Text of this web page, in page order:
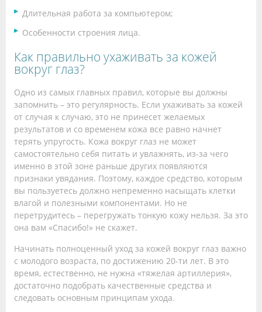
Длительная работа за компьютером;
Особенности строения лица.
Как правильно ухаживать за кожей
вокруг глаз?
Одно из самых главных правил, которые вы должны
запомнить – это регулярность. Если ухаживать за кожей
от случая к случаю, это не принесет желаемых
результатов и со временем кожа все равно начнет
терять упругость. Кожа вокруг глаз не может
самостоятельно себя питать и увлажнять, из-за чего
именно в этой зоне раньше других появляются
признаки увядания. Поэтому, каждое средство, которым
вы пользуетесь должно непременно насыщать клетки
влагой и полезными компонентами. Но не
перетрудитесь – перегружать тонкую кожу нельзя. За это
она вам «Спасибо!» не скажет.
Начинать полноценный уход за кожей вокруг глаз важно
с молодого возраста, по достижению 20-ти лет. В это
время, естественно, не нужна «тяжелая артиллерия»,
достаточно подобрать качественные средства и
следовать основным принципам ухода.